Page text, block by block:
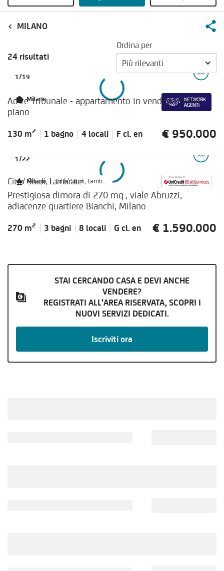
MILANO
24 risultati
Ordina per
Più rilevanti
Milano
1/19
Ad.ze Tribunale - appartamento in vendita ultimo
piano
130 m2 1 bagno 4 locali F cl. en € 950.000
Milano Citta' Studi, Lambrate
1/22
Citta' Studi, Lambrate
Prestigiosa dimora di 270 mq., viale Abruzzi,
adiacenze quartiere Bianchi, Milano
270 m2 3 bagni 8 locali G cl. en € 1.590.000
STAI CERCANDO CASA E DEVI ANCHE
VENDERE?
REGISTRATI ALL'AREA RISERVATA, SCOPRI I
NUOVI SERVIZI DEDICATI.
Iscriviti ora